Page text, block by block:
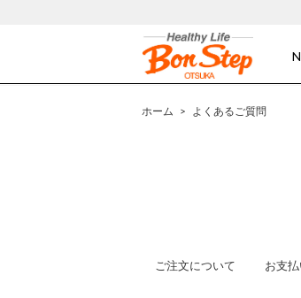
ホーム > よくあるご質問
ご注文について お支